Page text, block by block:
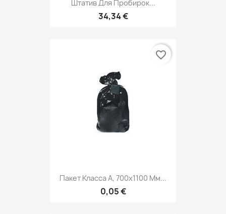
Штатив Для Пробирок...
34,34 €
Пакет Класса А, 700х1100 Мм...
0,05 €
favorite_border